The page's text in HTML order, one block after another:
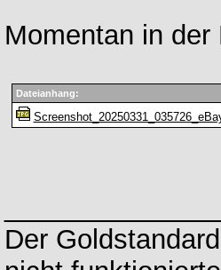
Momentan in
Dateianhang:
Der